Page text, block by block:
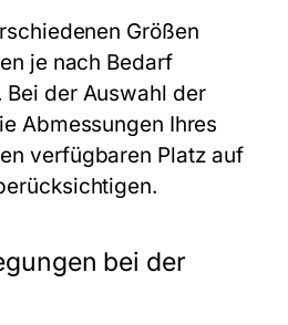
Größen
je nach Bedarf
der Auswahl der
Abmessungen Ihres
verfügbaren Platz auf
bei der